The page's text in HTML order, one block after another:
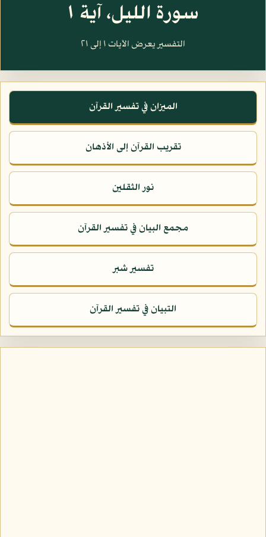
سورة الليل، آية ١
التفسير يعرض الآيات ١ إلى ٢١
الميزان في تفسير القرآن
تقريب القرآن إلى الأذهان
نور الثقلين
مجمع البيان في تفسير القرآن
تفسير شبر
التبيان في تفسير القرآن